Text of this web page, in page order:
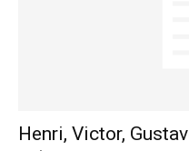
Henri, Victor,